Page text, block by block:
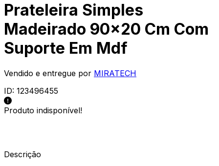
Prateleira Simples
Madeirado 90x20 Cm Com
Suporte Em Mdf
Vendido e entregue por MIRATECH
ID: 123496455
Produto indisponível!
Descrição